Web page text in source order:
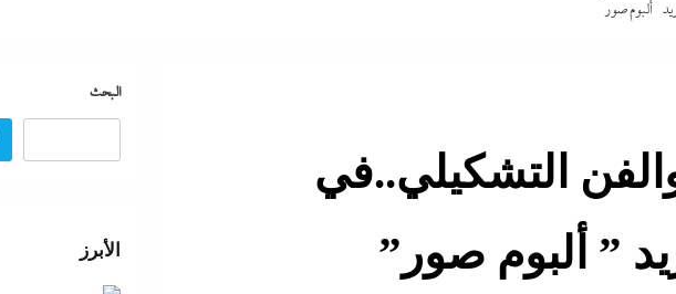
الثانوية
” ألبوم صور”
والفن التشكيلي..في
” ألبوم صور”
البحث
الأبرز